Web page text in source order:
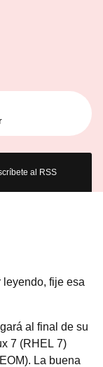
al RSS
leyendo, fije esa
al final de su
7 (RHEL 7)
La buena